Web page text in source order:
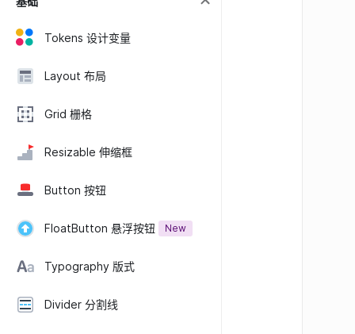
Tokens 设计变量
Layout 布局
Grid 栅格
Resizable 伸缩框
Button 按钮
FloatButton 悬浮按钮 New
Typography 版式
Divider 分割线